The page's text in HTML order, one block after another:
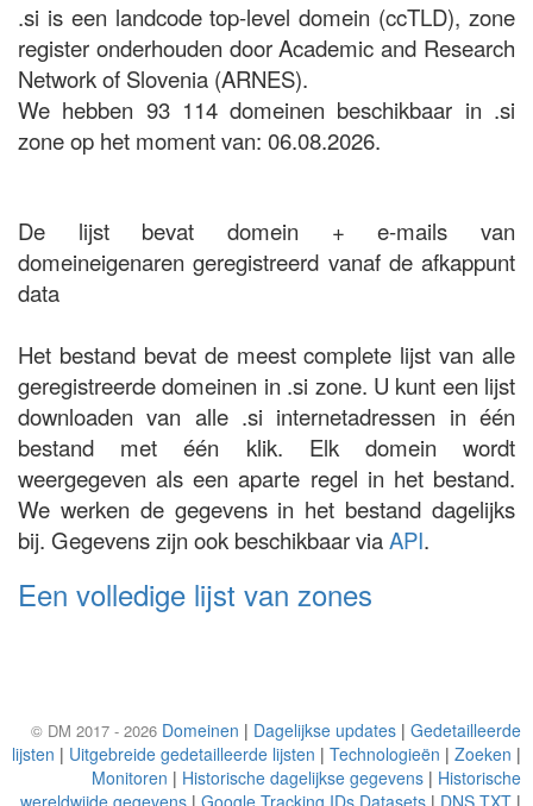
.si is een landcode top-level domein (ccTLD), zone
register onderhouden door Academic and Research
Network of Slovenia (ARNES).
We hebben 93 114 domeinen beschikbaar in .si
zone op het moment van: 06.08.2026.
De lijst bevat domein + e-mails van
domeineigenaren geregistreerd vanaf de afkappunt
data
Het bestand bevat de meest complete lijst van alle
geregistreerde domeinen in .si zone. U kunt een lijst
downloaden van alle .si internetadressen in één
bestand met één klik. Elk domein wordt
weergegeven als een aparte regel in het bestand.
We werken de gegevens in het bestand dagelijks
bij. Gegevens zijn ook beschikbaar viaAPI.
Een volledige lijst van zones
© DM 2017 - 2026 Domeinen | Dagelijkse updates | Gedetailleerde
lijsten | Uitgebreide gedetailleerde lijsten | Technologieën | Zoeken |
Monitoren | Historische dagelijkse gegevens | Historische
wereldwijde gegevens | Google Tracking IDs Datasets | DNS TXT |